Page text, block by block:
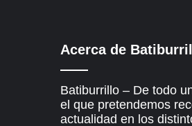
Acerca de
Batiburrillo – De todo
el que pretendemos
actualidad en los